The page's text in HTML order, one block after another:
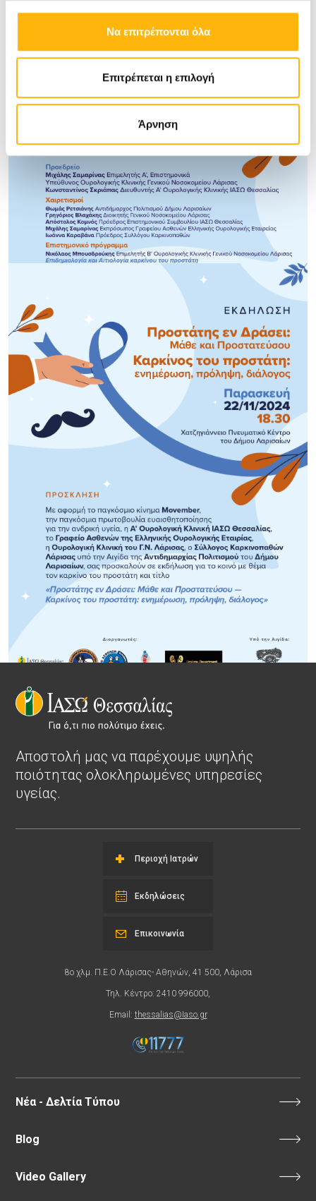
Να επιτρέπονται όλα
Επιτρέπεται η επιλογή
Άρνηση
Αποστολή μας να παρέχουμε υψηλής
ποιότητας ολοκληρωμένες υπηρεσίες
υγείας.
Περιοχή Ιατρών
Εκδηλώσεις
8ο χλμ. Π.Ε.Ο Λάρισας- Αθηνών, 41 500, Λάρισα
Τηλ. Κέντρο: 2410 996000,
Email: thessalias@Iaso.gr
Επικοινωνία
Νέα - Δελτία Τύπου
Blog
Video Gallery